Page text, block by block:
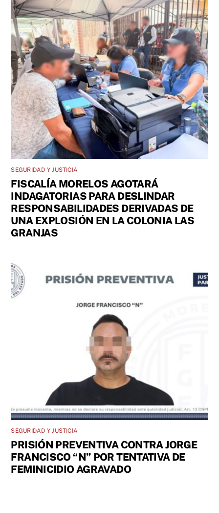
SEGURIDAD Y JUSTICIA
FISCALÍA MORELOS AGOTARÁ
INDAGATORIAS PARA DESLINDAR
RESPONSABILIDADES DERIVADAS DE
UNA EXPLOSIÓN EN LA COLONIA LAS
GRANJAS
SEGURIDAD Y JUSTICIA
PRISIÓN PREVENTIVA CONTRA JORGE
FRANCISCO “N” POR TENTATIVA DE
FEMINICIDIO AGRAVADO